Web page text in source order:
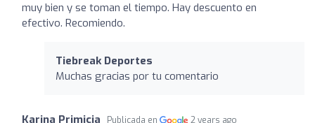
muy bien y se toman el tiempo. Hay descuento en
efectivo. Recomiendo.
Tiebreak Deportes
Muchas gracias por tu comentario
Karina Primicia Publicada en 2 years ago